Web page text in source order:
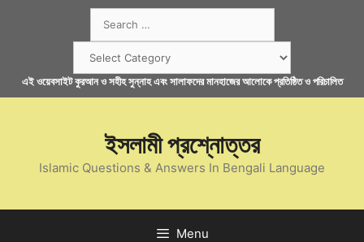
for:
এই ওয়েবসাইট কুরআন ও সহীহ সুন্নাহ এবং সালাফদের মানহাজের আলোকে প্রতিষ্ঠিত ও পরিচালিত
ইসলামী প্রশ্নোত্তর
Islamic Questions & Answers In Bengali Language
Menu